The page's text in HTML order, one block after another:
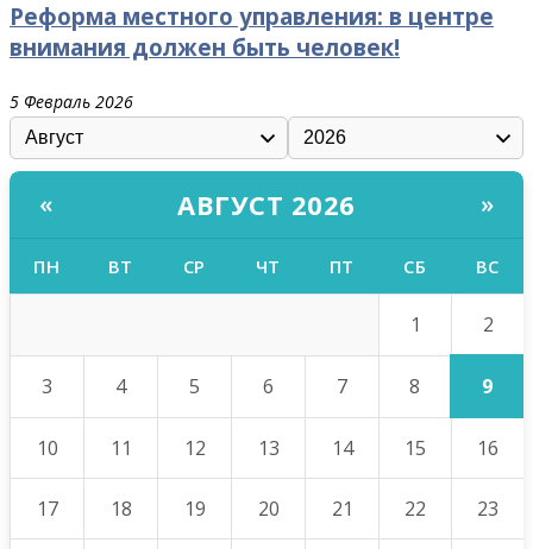
Реформа местного управления: в центре
внимания должен быть человек!
5 Февраль 2026
« АВГУСТ 2026 »
ПН ВТ СР ЧТ ПТ СБ ВС
1 2
3 4 5 6 7 8 9
10 11 12 13 14 15 16
17 18 19 20 21 22 23